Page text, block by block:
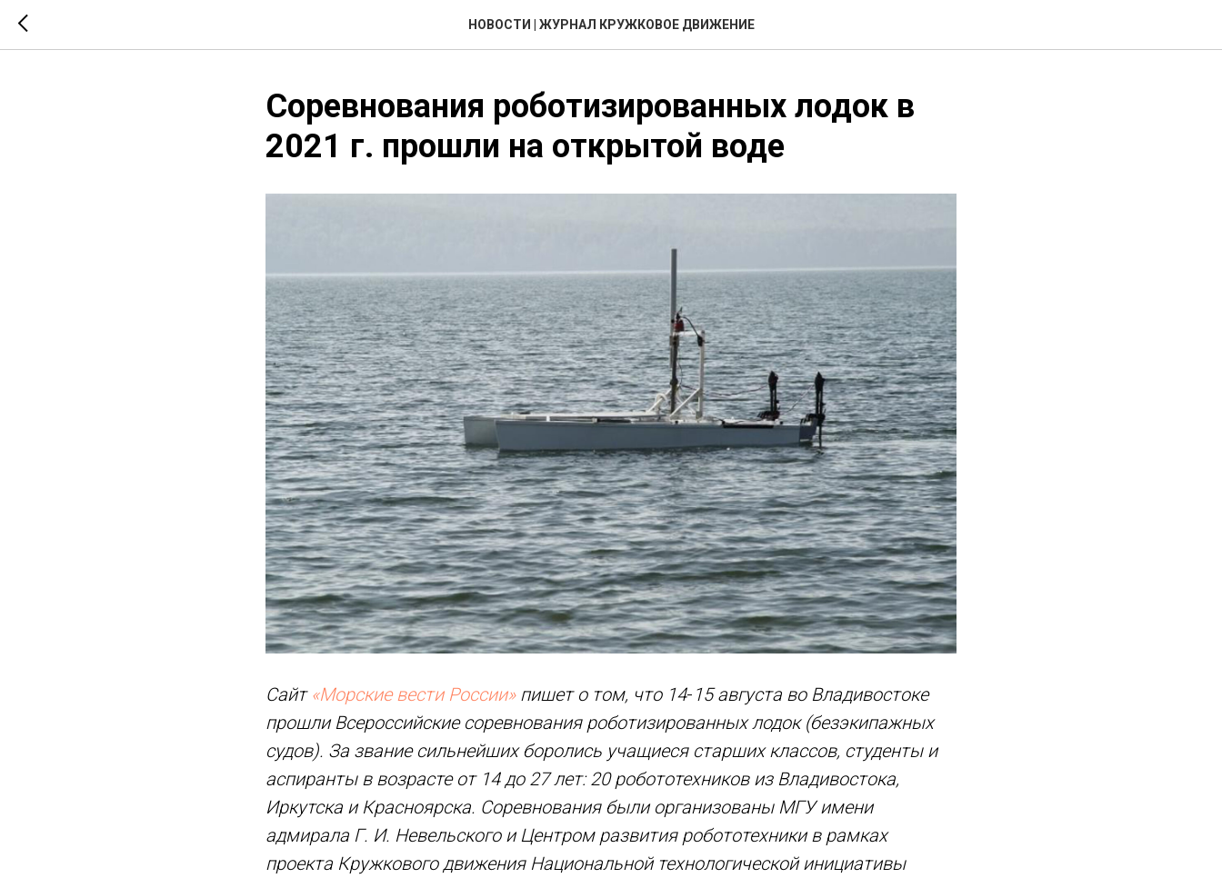
НОВОСТИ | ЖУРНАЛ КРУЖКОВОЕ ДВИЖЕНИЕ
Соревнования роботизированных лодок в
2021 г. прошли на открытой воде
Сайт «Морские вести России»пишет о том, что 14- 15 августа во Владивостоке
прошли Всероссийские соревнования роботизированных лодок (безэкипажных
судов). За звание сильнейших боролись учащиеся старших классов, студенты и
аспиранты в возрасте от 14 до 27 лет: 20 робототехников из Владивостока,
Иркутска и Красноярска. Соревнования были организованы МГУ имени
адмирала Г. И. Невельского и Центром развития робототехники в рамках
проекта Кружкового движения Национальной технологической инициативы